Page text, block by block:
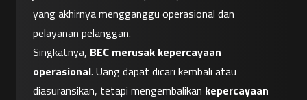
yang akhirnya mengganggu operasional dan
pelayanan pelanggan.
Singkatnya, BEC merusak kepercayaan
operasional. Uang dapat dicari kembali atau
diasuransikan, tetapi mengembalikan kepercayaan